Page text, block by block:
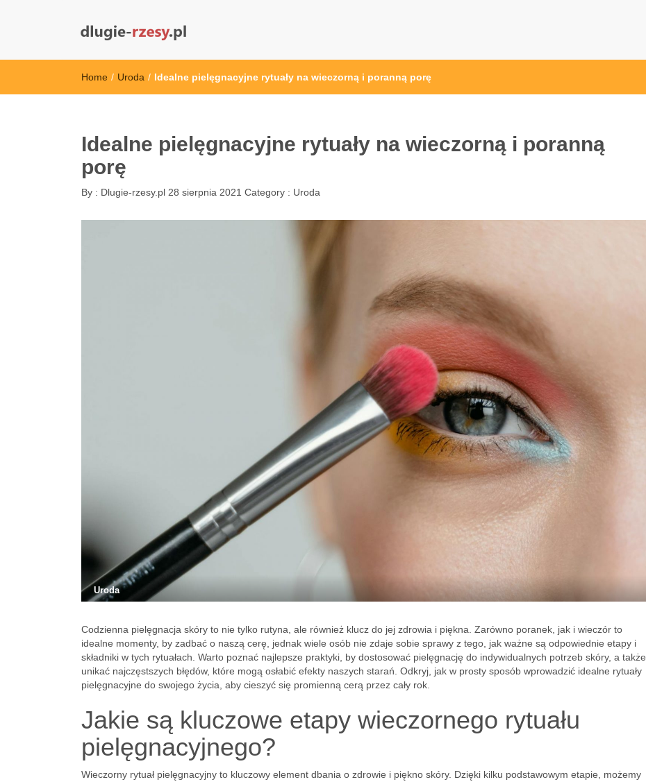
Home / Uroda / Idealne pielęgnacyjne rytuały na wieczorną i poranną porę
Idealne pielęgnacyjne rytuały na wieczorną i poranną
porę
By : Dlugie-rzesy.pl 28 sierpnia 2021 Category : Uroda
Uroda
Codzienna pielęgnacja skóry to nie tylko rutyna, ale również klucz do jej zdrowia i piękna. Zarówno poranek, jak i wieczór to
idealne momenty, by zadbać o naszą cerę, jednak wiele osób nie zdaje sobie sprawy z tego, jak ważne są odpowiednie etapy i
składniki w tych rytuałach. Warto poznać najlepsze praktyki, by dostosować pielęgnację do indywidualnych potrzeb skóry, a także
unikać najczęstszych błędów, które mogą osłabić efekty naszych starań. Odkryj, jak w prosty sposób wprowadzić idealne rytuały
pielęgnacyjne do swojego życia, aby cieszyć się promienną cerą przez cały rok.
Jakie są kluczowe etapy wieczornego rytuału
pielęgnacyjnego?
Wieczorny rytuał pielęgnacyjny to kluczowy element dbania o zdrowie i piękno skóry. Dzięki kilku podstawowym etapie, możemy